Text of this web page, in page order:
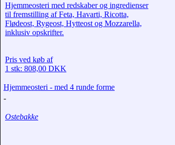
Hjemmeosteri med redskaber og ingredienser
til fremstilling af Feta, Havarti, Ricotta,
Flødeost, Rygeost, Hytteost og Mozzarella,
inklusiv opskrifter.
Pris ved køb af
1 stk: 808,00 DKK
Hjemmeosteri - med 4 runde forme
-
Ostebakke